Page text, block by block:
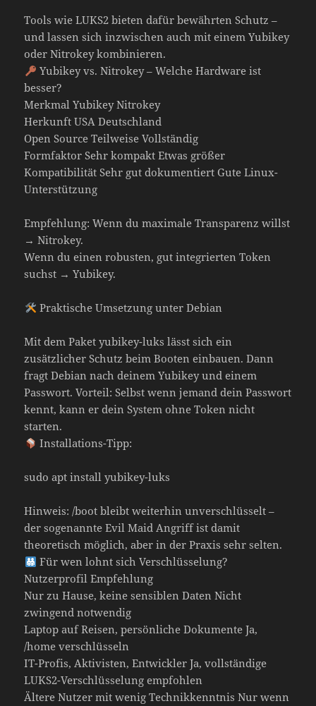
Tools wie LUKS2 bieten dafür bewährten Schutz –
und lassen sich inzwischen auch mit einem Yubikey
oder Nitrokey kombinieren.
Yubikey vs. Nitrokey – Welche Hardware ist
besser?
Merkmal Yubikey Nitrokey
Herkunft USA Deutschland
Open Source Teilweise Vollständig
Formfaktor Sehr kompakt Etwas größer
Kompatibilität Sehr gut dokumentiert Gute Linux-
Unterstützung
Empfehlung: Wenn du maximale Transparenz willst
→ Nitrokey.
Wenn du einen robusten, gut integrierten Token
suchst → Yubikey.
Praktische Umsetzung unter Debian
Mit dem Paket yubikey-luks lässt sich ein
zusätzlicher Schutz beim Booten einbauen. Dann
fragt Debian nach deinem Yubikey und einem
Passwort. Vorteil: Selbst wenn jemand dein Passwort
kennt, kann er dein System ohne Token nicht
starten.
Installations-Tipp:
sudo apt install yubikey-luks
Hinweis: /boot bleibt weiterhin unverschlüsselt –
der sogenannte Evil Maid Angriff ist damit
theoretisch möglich, aber in der Praxis sehr selten.
Für wen lohnt sich Verschlüsselung?
Nutzerprofil Empfehlung
Nur zu Hause, keine sensiblen Daten Nicht
zwingend notwendig
Laptop auf Reisen, persönliche Dokumente Ja,
/home verschlüsseln
IT-Profis, Aktivisten, Entwickler Ja, vollständige
LUKS2-Verschlüsselung empfohlen
Ältere Nutzer mit wenig Technikkenntnis Nur wenn